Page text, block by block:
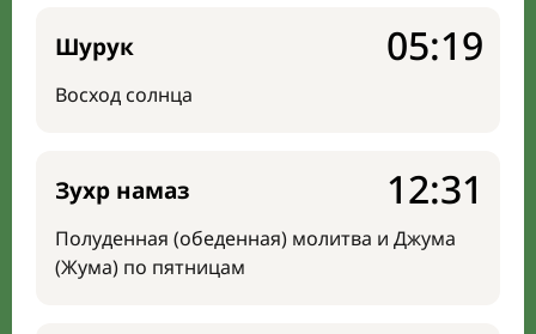
Шурук
Восход солнца
05:19
Зухр намаз
Полуденная (обеденная) молитва и Джума
(Жума) по пятницам
12:31